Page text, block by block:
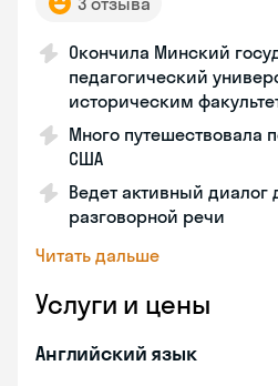
Окончила Минский
педагогический
историческим
Много путешествовала
США
Ведет активный диалог
разговорной речи
Читать дальше
Услуги и цены
Английский язык